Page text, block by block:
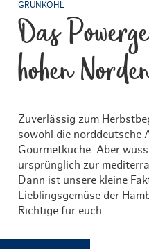
GRÜNKOHL
Das
hohen
Zuverlässig zum
sowohl die norddeutsche
Gourmetküche. Aber
ursprünglich zur
Dann ist unsere kleine
Lieblingsgemüse der
Richtige für euch.